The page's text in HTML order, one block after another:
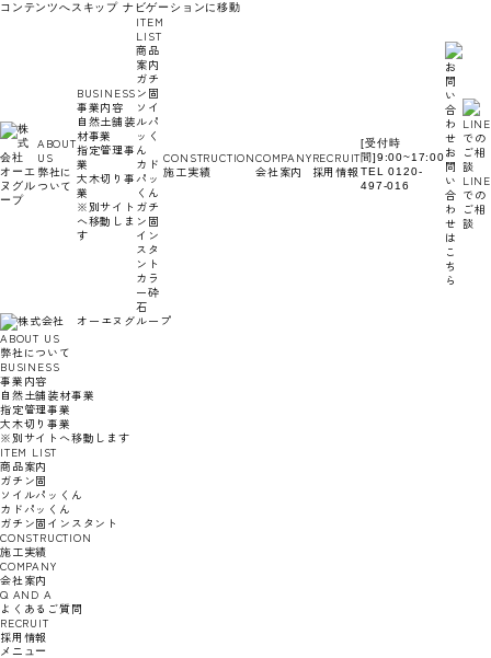
コンテンツへスキップ ナビゲーションに移動
ABOUT
US
弊社に
ついて
BUSINESS
事業内容
自然土舗装
材事業
指定管理事
業
大木切り事
業
※別サイト
へ移動しま
す
ITEM
LIST
商品
案内
ガチ
ン固
ソイ
ルパ
ッく
ん
カド
パッ
くん
ガチ
ン固
イン
スタ
ント
カラ
ー砕
石
CONSTRUCTION
施工実績
COMPANY
会社案内
RECRUIT
採用情報
[受付時
間]9:00~17:00
TEL 0120-
497-016
お
問
い
合
わ
せ
は
こ
ち
ら
LINE
での
ご相
談
ABOUT US
弊社について
BUSINESS
事業内容
自然土舗装材事業
指定管理事業
大木切り事業
※別サイトへ移動します
ITEM LIST
商品案内
ガチン固
ソイルパッくん
カドパッくん
ガチン固インスタント
CONSTRUCTION
施工実績
COMPANY
会社案内
Q AND A
よくあるご質問
RECRUIT
採用情報
メニュー